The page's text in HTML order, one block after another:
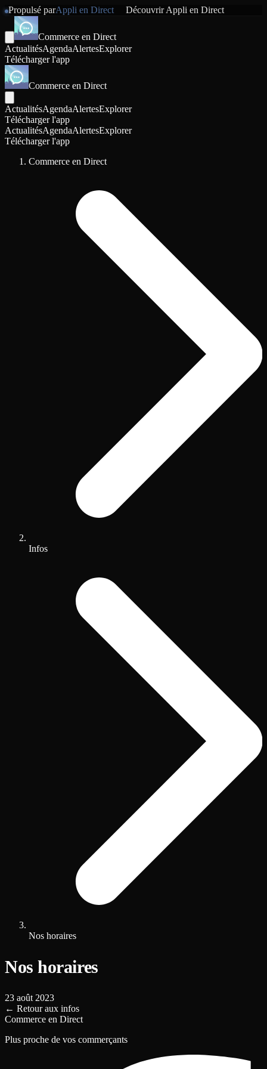
Propulsé parAppli en Direct DécouvrirAppli en Direct
Commerce en Direct
ActualitésAgendaAlertesExplorer
Télécharger l'app
Commerce en Direct
ActualitésAgendaAlertesExplorer
Télécharger l'app
ActualitésAgendaAlertesExplorer
Télécharger l'app
Commerce en Direct
Infos
Nos horaires
Nos horaires
23 août 2023
← Retour aux infos
Commerce en Direct
Plus proche de vos commerçants